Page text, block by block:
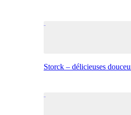
Storck – délicieuses